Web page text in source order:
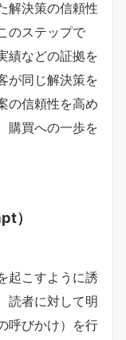
解決策の信頼性
のステップで
績などの証拠を
が同じ解決策を
の信頼性を高め
購買への一歩を
）
起こすように誘
読者に対して明
呼びかけ）を行